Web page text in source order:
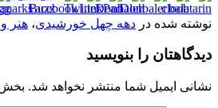
نوشته شده در دهه چهل خورشیدی، هنر
دیدگاهتان را بنویسید
نشانی ایمیل شما منتشر نخواهد شد.